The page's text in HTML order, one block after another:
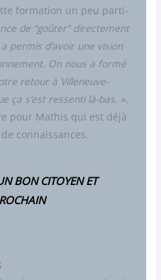
for­ma­tion un peu par­ti­
de “goû­ter” direc­te­ment
per­mis d’avoir une vision
On nous a for­mé
retour à Vil­le­neuve-
ça s’est res­sen­ti là-bas. ».
pour Mathis qui est déjà
connaissances.
BON CITOYEN ET